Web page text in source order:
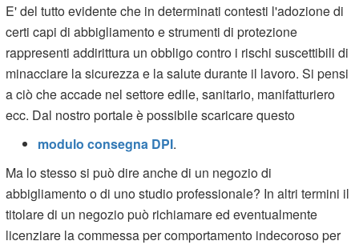
E' del tutto evidente che in determinati contesti l'adozione di
certi capi di abbigliamento e strumenti di protezione
rappresenti addirittura un obbligo contro i rischi suscettibili di
minacciare la sicurezza e la salute durante il lavoro. Si pensi
a ciò che accade nel settore edile, sanitario, manifatturiero
ecc. Dal nostro portale è possibile scaricare questo
modulo consegna DPI.
Ma lo stesso si può dire anche di un negozio di
abbigliamento o di uno studio professionale? In altri termini il
titolare di un negozio può richiamare ed eventualmente
licenziare la commessa per comportamento indecoroso per